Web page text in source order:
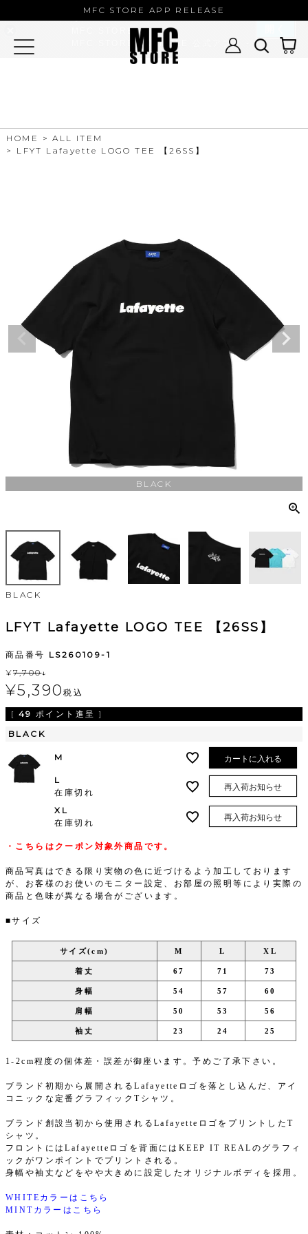
MFC STORE APP RELEASE
HOME
ALL ITEM
LFYT Lafayette LOGO TEE 【26SS】
BLACK
BLACK
LFYT Lafayette LOGO TEE 【26SS】
商品番号 LS260109-1
¥7,700↓
¥5,390税込
[ 49 ポイント進呈 ]
BLACK
M カートに入れる
L
在庫切れ
再入荷お知らせ
XL
在庫切れ
再入荷お知らせ
・こちらはクーポン対象外商品です。
商品写真はできる限り実物の色に近づけるよう加工しております
が、お客様のお使いのモニター設定、お部屋の照明等により実際の
商品と色味が異なる場合がございます。
■サイズ
サイズ(cm) M L XL
着丈 67 71 73
身幅 54 57 60
肩幅 50 53 56
袖丈 23 24 25
1-2cm程度の個体差・誤差が御座います。予めご了承下さい。
ブランド初期から展開されるLafayetteロゴを落とし込んだ、アイ
コニックな定番グラフィックTシャツ。
ブランド創設当初から使用されるLafayetteロゴをプリントしたT
シャツ。
フロントにはLafayetteロゴを背面にはKEEP IT REALのグラフィ
ックがワンポイントでプリントされる。
身幅や袖丈などをやや大きめに設定したオリジナルボディを採用。
WHITEカラーはこちら
MINTカラーはこちら
MFC STORE
MFC STORE/EXAMPLE 公式アプリ -
Google Play